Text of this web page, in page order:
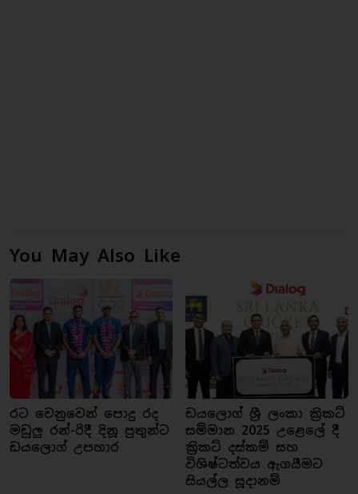
You May Also Like
රට වෙනුවෙන් පොදු රද
මඩුලු රන්-රිදී දිනූ පුතුන්ට
ඩයලොග් උපහාර
ඩයලොග් ශ්‍රී ලංකා ක්‍රිකට්
සම්මාන 2025 උළෙලේ දී
ක්‍රිකට් දස්කම් සහ
විශිෂ්ටත්වය ඇගයීමට
සියල්ල සූදානම්